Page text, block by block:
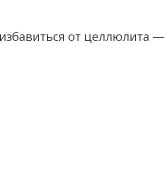
от целлюлита